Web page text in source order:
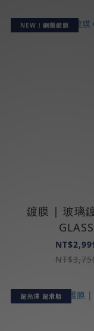
NEW！鋼圈鍍膜
鍍膜 | 玻璃
GLASS
超光澤 超滑順